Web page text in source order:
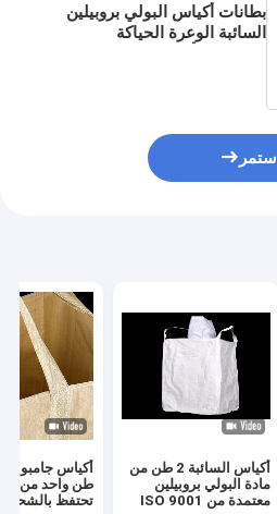
بطانات أكياس البولي بروبيلين
السائبة الوعرة الحياكة
استمر
أكياس السائبة 2 طن من
مادة البولي بروبيلين
معتمدة من ISO 9001
أكياس جامبو
تحتفظ بالشحن